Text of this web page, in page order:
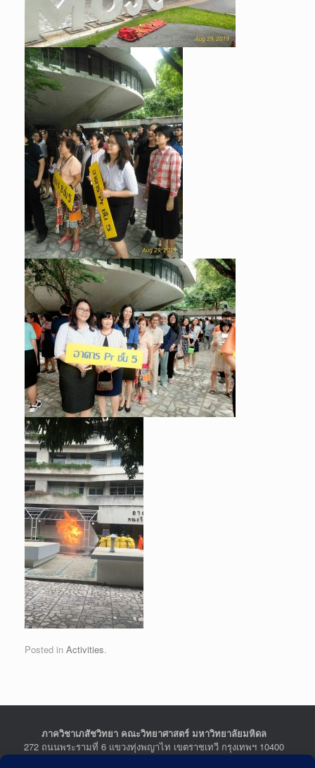
Posted in Activities.
ภาควิชาเภสัชวิทยา คณะวิทยาศาสตร์ มหาวิทยาลัยมหิดล
272 ถนนพระรามที่ 6 แขวงทุ่งพญาไท เขตราชเทวี กรุงเทพฯ 10400